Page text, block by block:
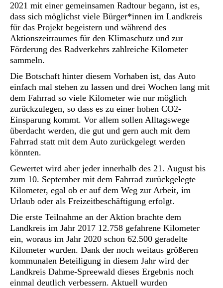
2021 mit einer gemeinsamen Radtour begann, ist es,
dass sich möglichst viele Bürger*innen im Landkreis
für das Projekt begeistern und während des
Aktionszeitraumes für den Klimaschutz und zur
Förderung des Radverkehrs zahlreiche Kilometer
sammeln.
Die Botschaft hinter diesem Vorhaben ist, das Auto
einfach mal stehen zu lassen und drei Wochen lang mit
dem Fahrrad so viele Kilometer wie nur möglich
zurückzulegen, so dass es zu einer hohen CO2-
Einsparung kommt. Vor allem sollen Alltagswege
überdacht werden, die gut und gern auch mit dem
Fahrrad statt mit dem Auto zurückgelegt werden
könnten.
Gewertet wird aber jeder innerhalb des 21. August bis
zum 10. September mit dem Fahrrad zurückgelegte
Kilometer, egal ob er auf dem Weg zur Arbeit, im
Urlaub oder als Freizeitbeschäftigung erfolgt.
Die erste Teilnahme an der Aktion brachte dem
Landkreis im Jahr 2017 12.758 gefahrene Kilometer
ein, woraus im Jahr 2020 schon 62.500 geradelte
Kilometer wurden. Dank der noch weitaus größeren
kommunalen Beteiligung in diesem Jahr wird der
Landkreis Dahme-Spreewald dieses Ergebnis noch
einmal deutlich verbessern. Aktuell wurden